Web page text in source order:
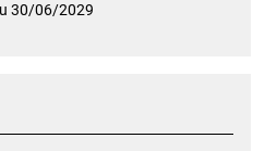
30/06/2029